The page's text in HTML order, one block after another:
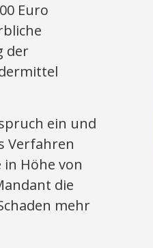
Euro
der
ein und
Verfahren
in Höhe von
die
mehr